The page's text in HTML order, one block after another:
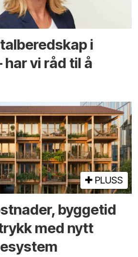
i
har vi råd til å
PLUSS
byggetid
med nytt